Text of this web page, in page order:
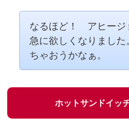
なるほど！ アヒージ
急に欲しくなりました
ちゃおうかなぁ。
ホットサンドイッ